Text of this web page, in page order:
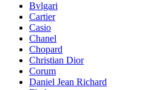
Bvlgari
Cartier
Casio
Chanel
Chopard
Christian Dior
Corum
Daniel Jean Richard